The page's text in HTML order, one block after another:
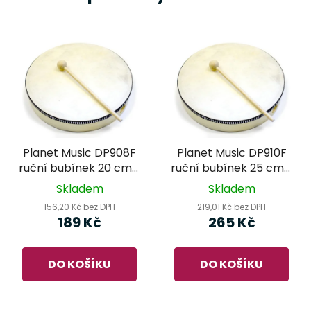
Planet Music DP908F
ruční bubínek 20 cm s
paličkou
Skladem
156,20 Kč bez DPH
189 Kč
DO KOŠÍKU
Planet Music DP910F
ruční bubínek 25 cm s
paličkou
Skladem
219,01 Kč bez DPH
265 Kč
DO KOŠÍKU